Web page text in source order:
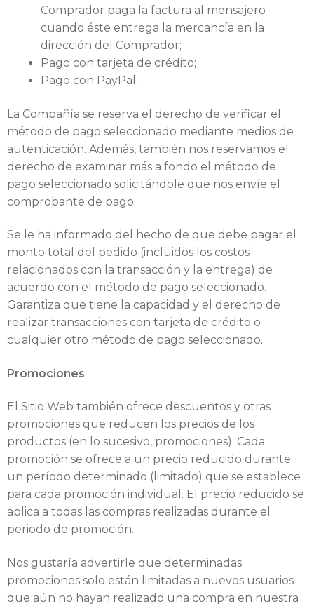
Comprador paga la factura al mensajero
cuando éste entrega la mercancía en la
dirección del Comprador;
Pago con tarjeta de crédito;
Pago con PayPal.
La Compañía se reserva el derecho de verificar el
método de pago seleccionado mediante medios de
autenticación. Además, también nos reservamos el
derecho de examinar más a fondo el método de
pago seleccionado solicitándole que nos envíe el
comprobante de pago.
Se le ha informado del hecho de que debe pagar el
monto total del pedido (incluidos los costos
relacionados con la transacción y la entrega) de
acuerdo con el método de pago seleccionado.
Garantiza que tiene la capacidad y el derecho de
realizar transacciones con tarjeta de crédito o
cualquier otro método de pago seleccionado.
Promociones
El Sitio Web también ofrece descuentos y otras
promociones que reducen los precios de los
productos (en lo sucesivo, promociones). Cada
promoción se ofrece a un precio reducido durante
un período determinado (limitado) que se establece
para cada promoción individual. El precio reducido se
aplica a todas las compras realizadas durante el
periodo de promoción.
Nos gustaría advertirle que determinadas
promociones solo están limitadas a nuevos usuarios
que aún no hayan realizado una compra en nuestra